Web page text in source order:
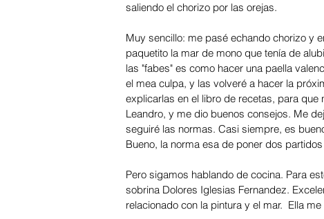
saliendo el chorizo por las orejas.
Muy sencillo: me pasé echando chorizo y
paquetito la mar de mono que tenía de
las "fabes" es como hacer una paella
el mea culpa, y las volveré a hacer la
explicarlas en el libro de recetas, para
Leandro, y me dio buenos consejos. Me
seguiré las normas. Casi siempre, es
Bueno, la norma esa de poner dos
Pero sigamos hablando de cocina. Para
sobrina Dolores Iglesias Fernandez.
relacionado con la pintura y el mar.  Ella